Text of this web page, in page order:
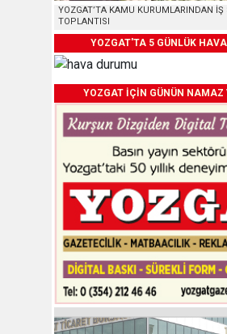
YOZGAT’TA KAMU KURUMLARINDAN İŞ
TOPLANTISI
YOZGAT'TA 5 GÜNLÜK
YOZGAT İÇİN GÜNÜN NAMAZ